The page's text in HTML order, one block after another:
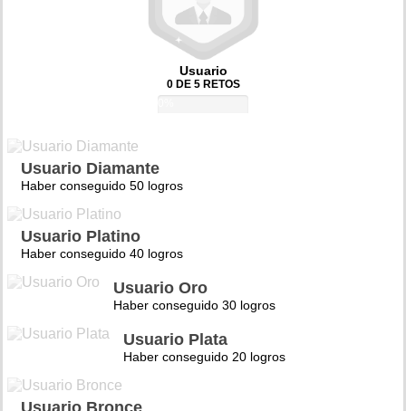
Usuario
0 DE 5 RETOS
Usuario Diamante
Haber conseguido 50 logros
Usuario Platino
Haber conseguido 40 logros
Usuario Oro
Haber conseguido 30 logros
Usuario Plata
Haber conseguido 20 logros
Usuario Bronce